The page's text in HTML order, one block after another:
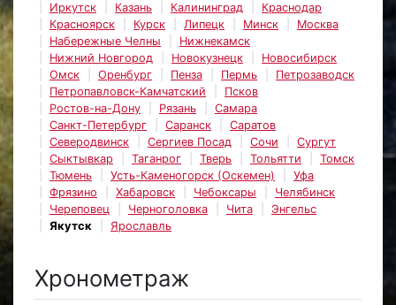
Иркутск
Казань Калининград
Краснодар
Красноярск
Курск Липецк Минск
Москва
Набережные Челны
Нижнекамск
Нижний Новгород
Новокузнецк
Новосибирск
Омск
Оренбург Пенза Пермь
Петрозаводск
Петропавловск-Камчатский
Псков
Ростов-на-Дону
Рязань
Самара
Санкт-Петербург
Саранск
Саратов
Северодвинск
Сергиев Посад Сочи
Сургут
Сыктывкар
Таганрог Тверь Тольятти
Томск
Тюмень
Усть-Каменогорск (Оскемен)
Уфа
Фрязино
Хабаровск Чебоксары
Челябинск
Череповец
Черноголовка Чита
Энгельс
Якутск
Ярославль
Хронометраж